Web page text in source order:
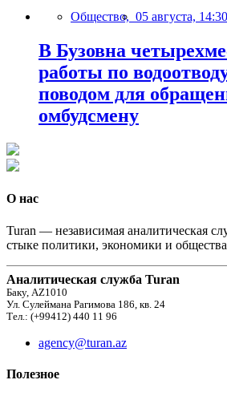
Общество, 05 августа, 14:30
В Бузовна
работы по
поводом для
омбудсмену
О нас
Turan — независимая аналитическая
стыке политики, экономики и
Аналитическая служба Turan
Баку, AZ1010
Ул. Сулеймана Рагимова 186, кв. 24
Тел.: (+99412) 440 11 96
agency@turan.az
Полезное